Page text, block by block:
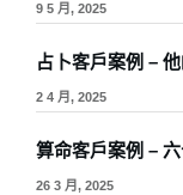
9 5 月, 2025
占卜客戶案例 –
2 4 月, 2025
算命客戶案例 –
26 3 月, 2025